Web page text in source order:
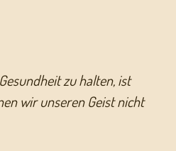
zu halten, ist
wir unseren Geist nicht